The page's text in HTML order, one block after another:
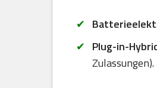
Plug-in-
Zulassungen).